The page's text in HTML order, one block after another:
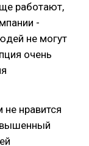
работают,
-
не могут
очень
нравится